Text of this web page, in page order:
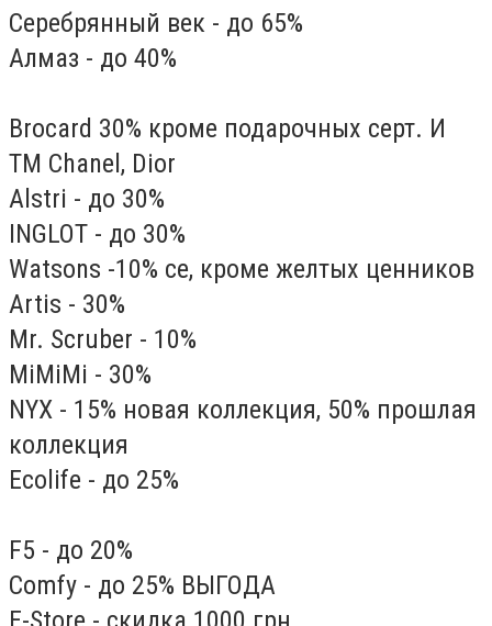
Серебрянный век - до 65%
Алмаз - до 40%
Brocard 30% кроме подарочных серт. И
ТM Chanel, Dior
Alstri - до 30%
INGLOT - до 30%
Watsons -10% се, кроме желтых ценников
Artis - 30%
Mr. Scruber - 10%
MiMiMi - 30%
NYX - 15% новая коллекция, 50% прошлая
коллекция
Ecolife - до 25%
F5 - до 20%
Comfy - до 25% ВЫГОДА